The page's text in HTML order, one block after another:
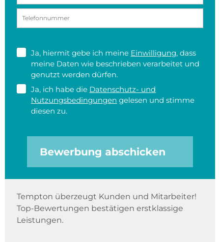
Ja, hiermit gebe ich meine Einwilligung, dass
meine Daten wie beschrieben verarbeitet und
genutzt werden dürfen.
Ja, ich habe die Datenschutz- und
Nutzungsbedingungen gelesen und stimme
diesen zu.
Bewerbung abschicken
Tempton überzeugt Kunden und Mitarbeiter!
Top-Bewertungen bestätigen erstklassige
Leistungen.